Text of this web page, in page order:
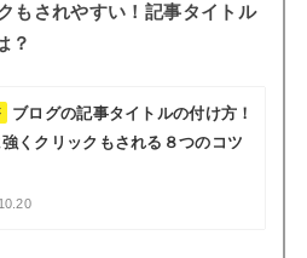
もされやすい！記事タイトル
？
ブログの記事タイトルの付け方！
くクリックもされる８つのコツ